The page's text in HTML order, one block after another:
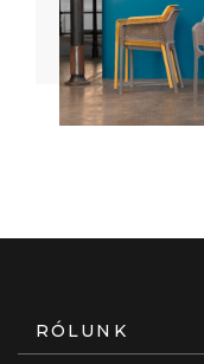
RÓLUNK